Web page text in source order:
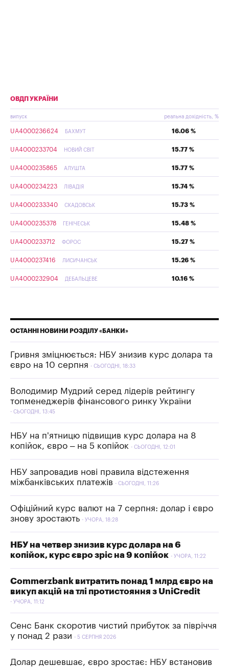
ОВДП УКРАЇНИ
випуск реальна дохідність, %
UA4000236624 БАХМУТ 16.06 %
UA4000233704 НОВИЙ СВІТ 15.77 %
UA4000235865 АЛУШТА 15.77 %
UA4000234223 ЛІВАДІЯ 15.74 %
UA4000233340 СКАДОВСЬК 15.73 %
UA4000235378 ГЕНІЧЕСЬК 15.48 %
UA4000233712 ФОРОС 15.27 %
UA4000237416 ЛИСИЧАНСЬК 15.26 %
UA4000232904 ДЕБАЛЬЦЕВЕ 10.16 %
ОСТАННІ НОВИНИ РОЗДІЛУ «БАНКИ»
Гривня зміцнюється: НБУ знизив курс долара та
євро на 10 серпня
СЬОГОДНІ, 18:33
Володимир Мудрий серед лідерів рейтингу
топменеджерів фінансового ринку України
СЬОГОДНІ, 13:45
НБУ на п'ятницю підвищив курс долара на 8
копійок, євро – на 5 копійок
СЬОГОДНІ, 12:01
НБУ запровадив нові правила відстеження
міжбанківських платежів
СЬОГОДНІ, 11:26
Офіційний курс валют на 7 серпня: долар і євро
знову зростають
УЧОРА, 18:28
НБУ на четвер знизив курс долара на 6
копійок, курс євро зріс на 9 копійок
УЧОРА, 11:22
Commerzbank витратить понад 1 млрд євро на
викуп акцій на тлі протистояння з UniCredit
УЧОРА, 11:12
Сенс Банк скоротив чистий прибуток за півріччя
у понад 2 рази
5 СЕРПНЯ 2026
Долар дешевшає, євро зростає: НБУ встановив